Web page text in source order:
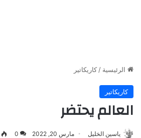
الرئيسية / كاريكاتير
كاريكاتير
العالم يحتضر
ياسين الخليل مارس 20, 2022 0